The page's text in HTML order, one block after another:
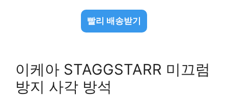
빨리 배송받기
이케아 STAGGSTARR 미끄럼
방지 사각 방석